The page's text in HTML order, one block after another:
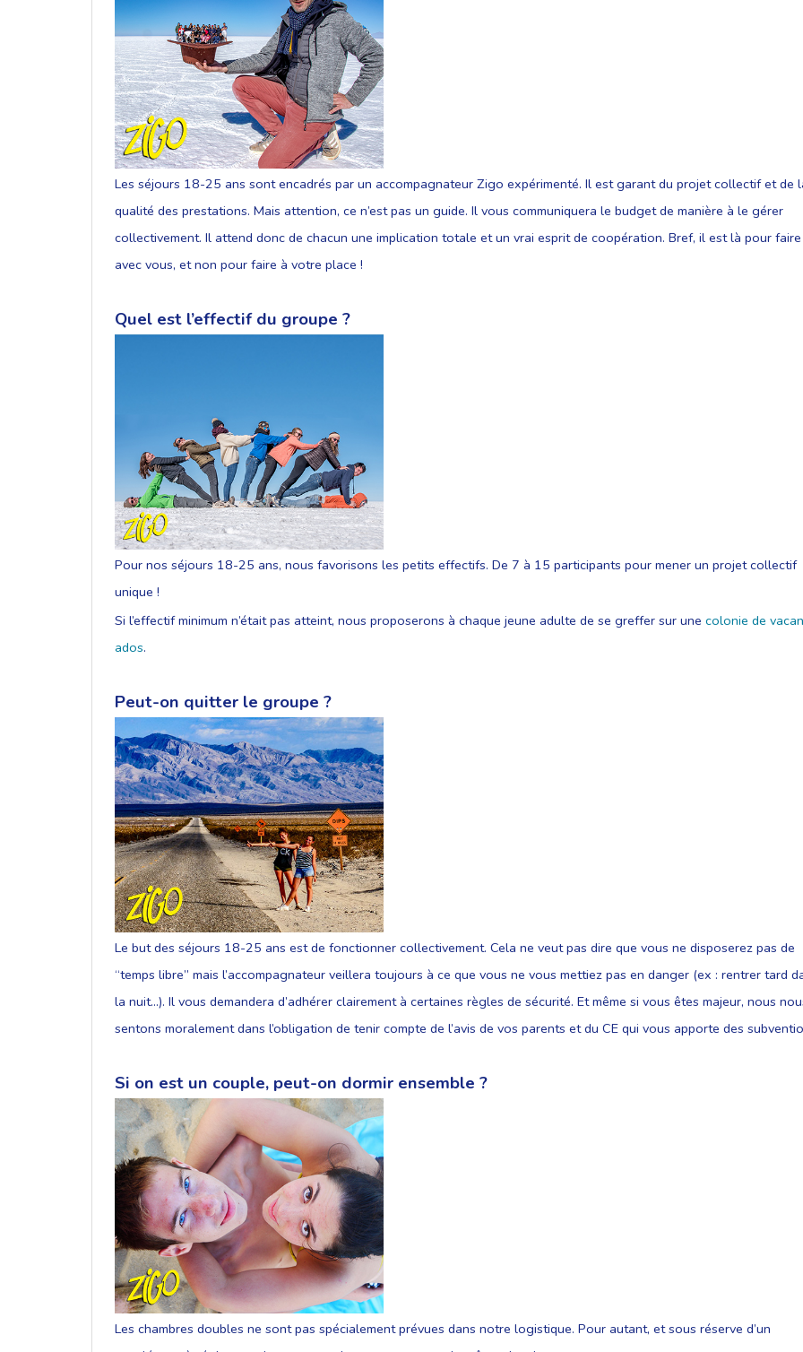
Les séjours 18-25 ans sont encadrés par un accompagnateur Zigo expérimenté. Il est garant du projet collectif et de
qualité des prestations. Mais attention, ce n’est pas un guide. Il vous communiquera le budget de manière à le gérer
collectivement. Il attend donc de chacun une implication totale et un vrai esprit de coopération. Bref, il est là pour faire
avec vous, et non pour faire à votre place !
Quel est l’effectif du groupe ?
Pour nos séjours 18-25 ans, nous favorisons les petits effectifs. De 7 à 15 participants pour mener un projet collectif
unique !
Si l’effectif minimum n’était pas atteint, nous proposerons à chaque jeune adulte de se greffer sur une colonie de
ados.
Peut-on quitter le groupe ?
Le but des séjours 18-25 ans est de fonctionner collectivement. Cela ne veut pas dire que vous ne disposerez pas de
“temps libre” mais l’accompagnateur veillera toujours à ce que vous ne vous mettiez pas en danger (ex : rentrer tard
la nuit...). Il vous demandera d’adhérer clairement à certaines règles de sécurité. Et même si vous êtes majeur, nous
sentons moralement dans l’obligation de tenir compte de l’avis de vos parents et du CE qui vous apporte des
Si on est un couple, peut-on dormir ensemble ?
Les chambres doubles ne sont pas spécialement prévues dans notre logistique. Pour autant, et sous réserve d’un